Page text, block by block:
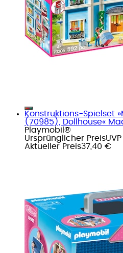
Konstruktions-Spielset
(70985), Dollhouse«
Playmobil®
Ursprünglicher Preis
Aktueller Preis37,40 €